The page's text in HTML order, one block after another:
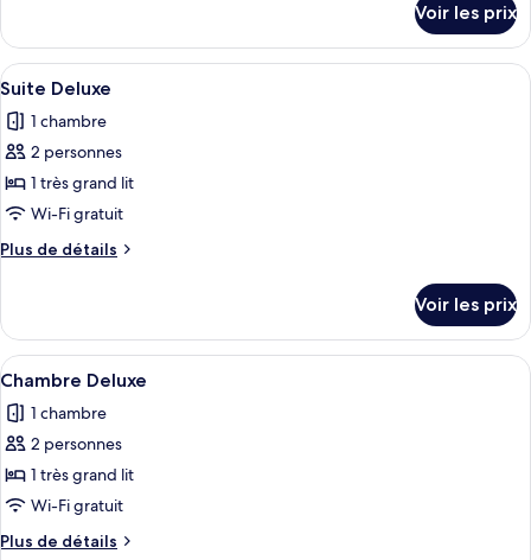
Suite
Deluxe
le
type
de
Suite
Deluxe
Voir les prix
Afficher
toutes
les
photos
pour
ce
type
de
Suite
Deluxe
Une chambre moderne avec un
3
Suite Deluxe
1 chambre
2 personnes
1 très grand lit
Wi-Fi gratuit
Plus de détails
Plus
le
type
de
Suite
Deluxe
Voir les prix
Afficher
toutes
les
photos
pour
ce
type
Une chambre d’hôtel moderne
2
Chambre Deluxe
1 chambre
2 personnes
1 très grand lit
Wi-Fi gratuit
Plus de détails
Plus